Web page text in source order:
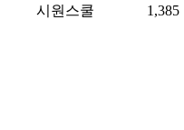
시원스쿨 1,385